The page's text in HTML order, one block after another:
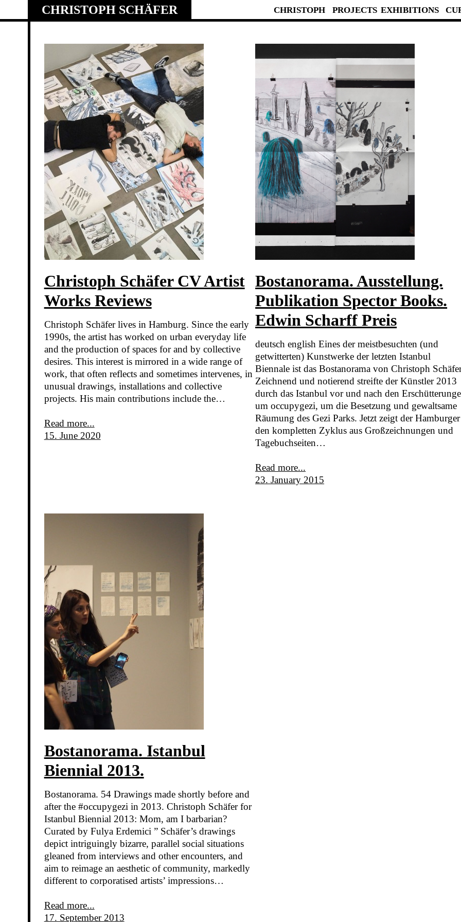
to
CHRISTOPH SCHÄFER CHRISTOPH PROJECTS EXHIBITIONS
Christoph Schäfer CV Artist
Works Reviews
Christoph Schäfer lives in Hamburg. Since the early
1990s, the artist has worked on urban everyday life
and the production of spaces for and by collective
desires. This interest is mirrored in a wide range of
work, that often reflects and sometimes intervenes, in
unusual drawings, installations and collective
projects. His main contributions include the…
Read more...
15. June 2020
Bostanorama. Ausstellung.
Publikation Spector Books.
Edwin Scharff Preis
deutsch english Eines der meistbesuchten (und
getwitterten) Kunstwerke der letzten Istanbul
Biennale ist das Bostanorama von Christoph
Zeichnend und notierend streifte der Künstler 2013
durch das Istanbul vor und nach den
um occupygezi, um die Besetzung und gewaltsame
Räumung des Gezi Parks. Jetzt zeigt der Hamburger
den kompletten Zyklus aus Großzeichnungen und
Tagebuchseiten…
Read more...
23. January 2015
Bostanorama. Istanbul
Biennial 2013.
Bostanorama. 54 Drawings made shortly before and
after the #occupygezi in 2013. Christoph Schäfer for
Istanbul Biennial 2013: Mom, am I barbarian?
Curated by Fulya Erdemici ” Schäfer’s drawings
depict intriguingly bizarre, parallel social situations
gleaned from interviews and other encounters, and
aim to reimage an aesthetic of community, markedly
different to corporatised artists’ impressions…
Read more...
17. September 2013